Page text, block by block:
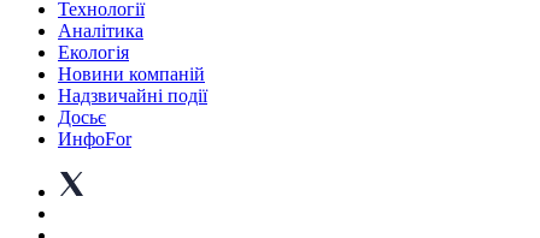
Технології
Аналітика
Екологія
Новини компаній
Надзвичайні події
Досьє
ИнфоFor